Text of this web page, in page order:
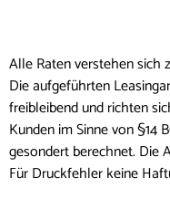
Alle Raten verstehen sich
Die aufgeführten
freibleibend und richten
Kunden im Sinne von §14
gesondert berechnet. Die
Für Druckfehler keine